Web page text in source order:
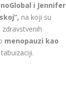
i Jennifer
na koji su
menopauzi kao